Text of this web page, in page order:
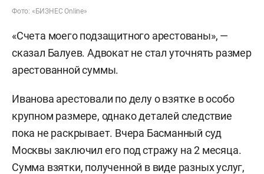
Фото: «БИЗНЕС Online»
«Счета моего подзащитного арестованы», —
сказал Балуев. Адвокат не стал уточнять размер
арестованной суммы.
Иванова арестовали по делу о взятке в особо
крупном размере, однако деталей следствие
пока не раскрывает. Вчера Басманный суд
Москвы заключил его под стражу на 2 месяца.
Сумма взятки, полученной в виде разных услуг,